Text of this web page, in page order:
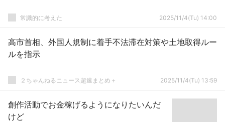
常識的に考えた 2025/11/4(Tu) 14:00
高市首相、外国人規制に着手不法滞在対策や土地取得ルー
ルを指示
２ちゃんねるニュース超速まとめ＋ 2025/11/4(Tu) 13:59
創作活動でお金稼げるようになりたいんだ
けど